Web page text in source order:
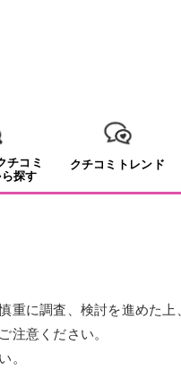
チコミ
探す
クチコミトレンド
重に調査、検討を進めた上
注意ください。
。